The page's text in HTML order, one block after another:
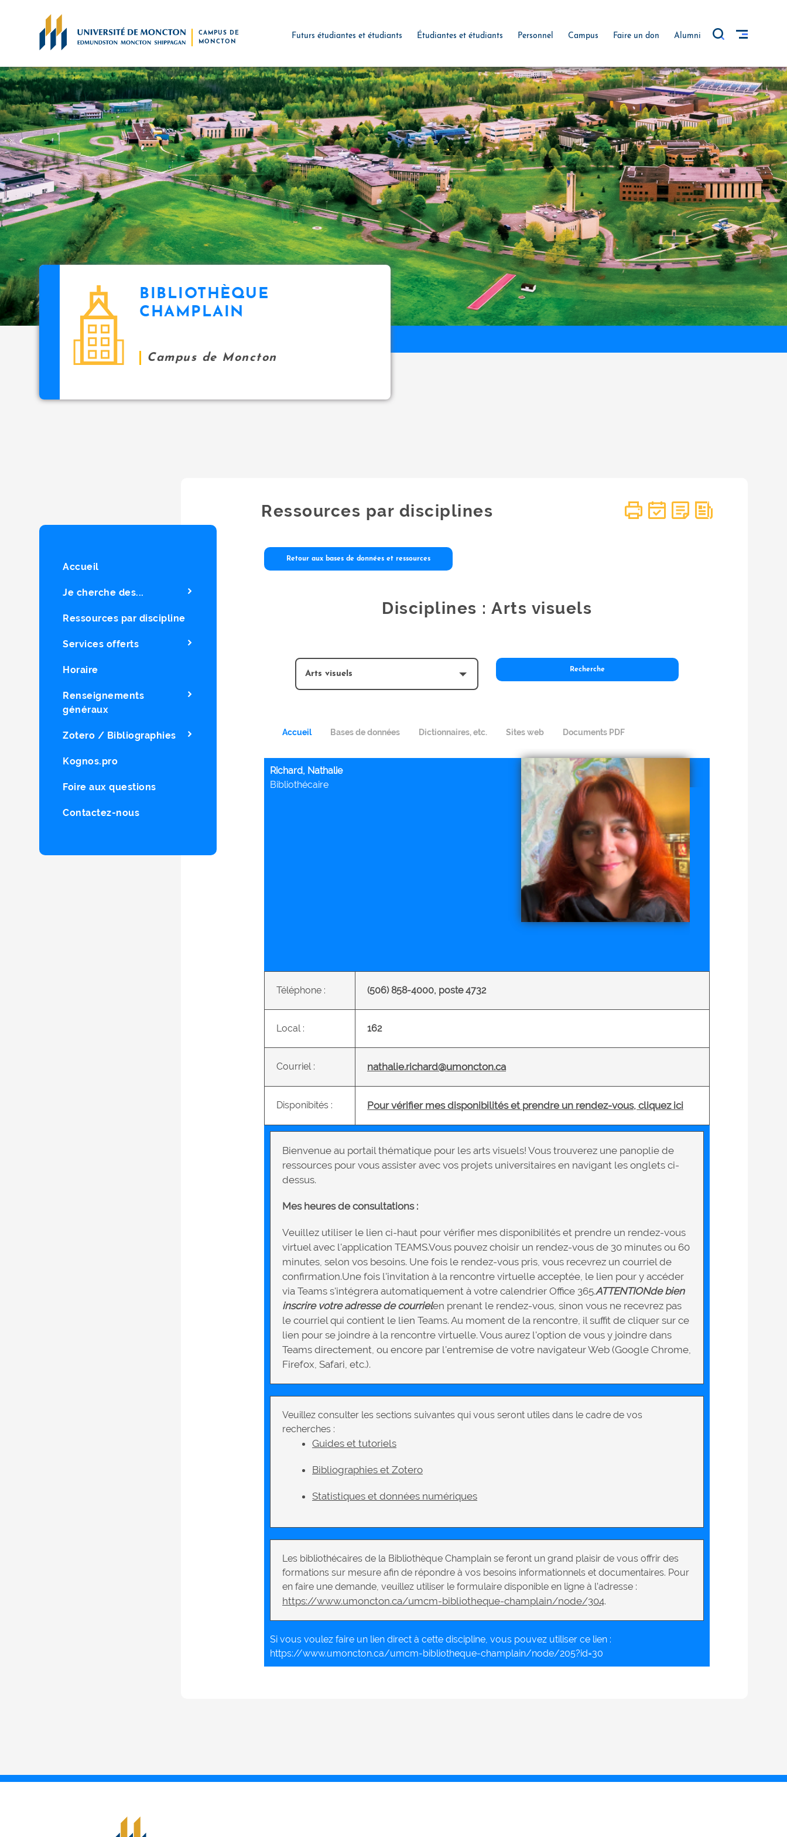
CAMPUS DE
MONCTON
Futurs étudiantes et étudiants Étudiantes et étudiants Personnel Campus Faire un don Alumni
BIBLIOTHÈQUE
CHAMPLAIN
Campus de Moncton
Accueil
Je cherche des...
Ressources par discipline
Services offerts
Horaire
Renseignements
généraux
Zotero / Bibliographies
Kognos.pro
Foire aux questions
Contactez-nous
Ressources par disciplines
Retour aux bases de données et ressources
Disciplines : Arts visuels
Accueil Bases de données Dictionnaires, etc. Sites web Documents PDF
border
Richard, Nathalie
Bibliothécaire
Téléphone : (506) 858-4000, poste 4732
Local : 162
Courriel : nathalie.richard@umoncton.ca
Disponibités : Pour vérifier mes disponibilités et prendre un rendez-vous, cliquez ici
Bienvenue au portail thématique pour les arts visuels! Vous trouverez une panoplie de
ressources pour vous assister avec vos projets universitaires en navigant les onglets ci-
dessus.
Mes heures de consultations :
Veuillez utiliser le lien ci-haut pour vérifier mes disponibilités et prendre un rendez-vous
virtuel avec l'application TEAMS.Vous pouvez choisir un rendez-vous de 30 minutes ou 60
minutes, selon vos besoins. Une fois le rendez-vous pris, vous recevrez un courriel de
confirmation.Une fois l'invitation à la rencontre virtuelle acceptée, le lien pour y accéder
via Teams s'intégrera automatiquement à votre calendrier Office 365.ATTENTIONde bien
inscrire votre adresse de courrielen prenant le rendez-vous, sinon vous ne recevrez pas
le courriel qui contient le lien Teams. Au moment de la rencontre, il suffit de cliquer sur ce
lien pour se joindre à la rencontre virtuelle. Vous aurez l'option de vous y joindre dans
Teams directement, ou encore par l'entremise de votre navigateur Web (Google Chrome,
Firefox, Safari, etc.).
Veuillez consulter les sections suivantes qui vous seront utiles dans le cadre de vos
recherches :
Guides et tutoriels
Bibliographies et Zotero
Statistiques et données numériques
Les bibliothécaires de la Bibliothèque Champlain se feront un grand plaisir de vous offrir des
formations sur mesure afin de répondre à vos besoins informationnels et documentaires. Pour
en faire une demande, veuillez utiliser le formulaire disponible en ligne à l’adresse :
https://www.umoncton.ca/umcm-bibliotheque-champlain/node/304.
Si vous voulez faire un lien direct à cette discipline, vous pouvez utiliser ce lien :
https://www.umoncton.ca/umcm-bibliotheque-champlain/node/205?id=30